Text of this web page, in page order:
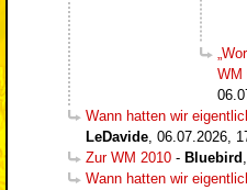
WM
Wann hatten wir
LeDavide, 06.07.2026,
Zur WM 2010 - Bluebird ,
Wann hatten wir